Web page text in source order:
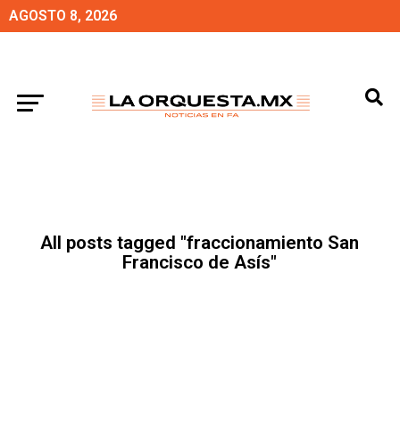
AGOSTO 8, 2026
All posts tagged "fraccionamiento San
Francisco de Asís"